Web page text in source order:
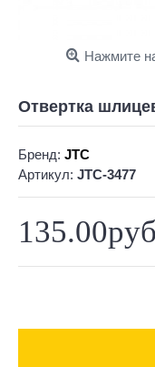
Нажмите
Отвертка
Бренд: JTC
Артикул: JTC-3477